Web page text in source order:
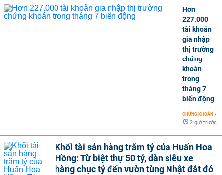
Hơn
227.000
tài khoản
gia nhập
thị trường
chứng
khoán
trong
tháng 7
biến động
CHỨNG KHOÁN -
2 giờ trước
Khối tài sản hàng trăm tỷ của Huấn Hoa
Hồng: Từ biệt thự 50 tỷ, dàn siêu xe
hàng chục tỷ đến vườn tùng Nhật đắt đỏ